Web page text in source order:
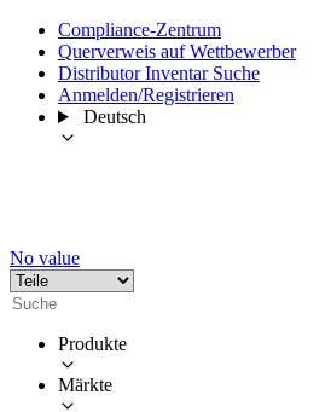
Compliance-Zentrum
Querverweis auf Wettbewerber
Distributor Inventar Suche
Anmelden/Registrieren
Deutsch
No value
Produkte
Märkte